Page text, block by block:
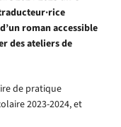
roman accessible
des ateliers de
de pratique
2023-2024, et